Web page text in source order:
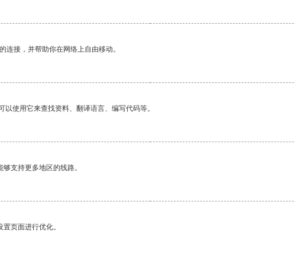
连接，并帮助你在网络上自由移动。
使用它来查找资料、翻译语言、编写代码等。
支持更多地区的线路。
页面进行优化。